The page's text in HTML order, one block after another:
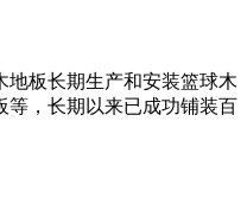
板长期生产和安装篮球木
等，长期以来已成功铺装百